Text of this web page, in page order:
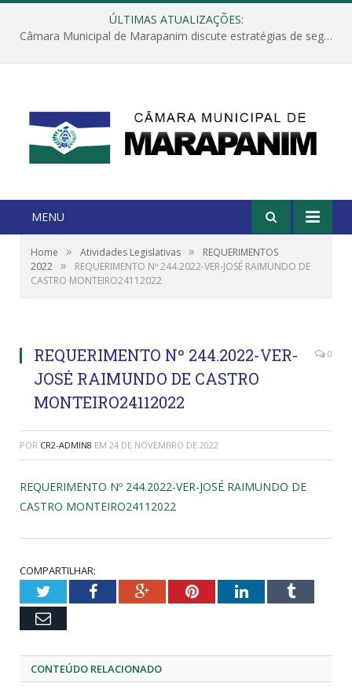
ÚLTIMAS ATUALIZAÇÕES:
Câmara Municipal de Marapanim discute estratégias de segurança com autoridades e poder executivo
MENU
Home » Atividades Legislativas »
REQUERIMENTOS
2022 »
REQUERIMENTO Nº 244.2022-VER-JOSÉ RAIMUNDO DE
CASTRO MONTEIRO24112022
REQUERIMENTO Nº 244.2022-VER-
JOSÉ RAIMUNDO DE CASTRO
MONTEIRO24112022
0
POR CR2-ADMIN8 EM 24 DE NOVEMBRO DE 2022
REQUERIMENTO Nº 244.2022-VER-JOSÉ RAIMUNDO DE
CASTRO MONTEIRO24112022
COMPARTILHAR:
TwitterFacebookGoogle+PinterestLinkedInTumblr
Email
CONTEÚDO RELACIONADO